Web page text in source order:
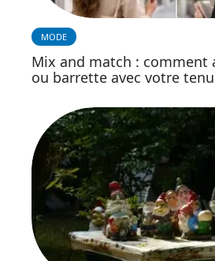
MODE
Mix and match : comment
ou barrette avec votre